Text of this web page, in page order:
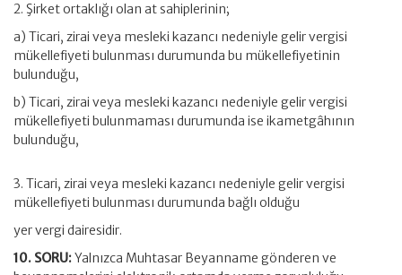
2. Şirket ortaklığı olan at sahiplerinin;
a) Ticari, zirai veya mesleki kazancı nedeniyle gelir vergisi
mükellefiyeti bulunması durumunda bu mükellefiyetinin
bulunduğu,
b) Ticari, zirai veya mesleki kazancı nedeniyle gelir vergisi
mükellefiyeti bulunmaması durumunda ise ikametgâhının
bulunduğu,
3. Ticari, zirai veya mesleki kazancı nedeniyle gelir vergisi
mükellefiyeti bulunması durumunda bağlı olduğu
yer vergi dairesidir.
10. SORU:Yalnızca Muhtasar Beyanname gönderen ve